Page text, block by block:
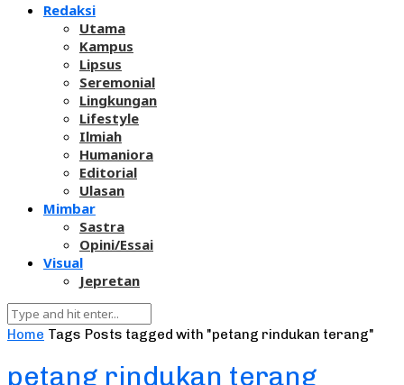
Redaksi
Utama
Kampus
Lipsus
Seremonial
Lingkungan
Lifestyle
Ilmiah
Humaniora
Editorial
Ulasan
Mimbar
Sastra
Opini/Essai
Visual
Jepretan
Home Tags Posts tagged with "petang rindukan terang"
petang rindukan terang